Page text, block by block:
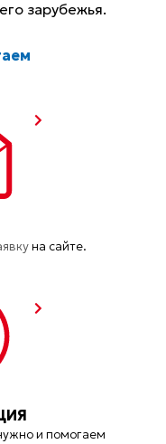
зарубежья.
на сайте.
и помогаем